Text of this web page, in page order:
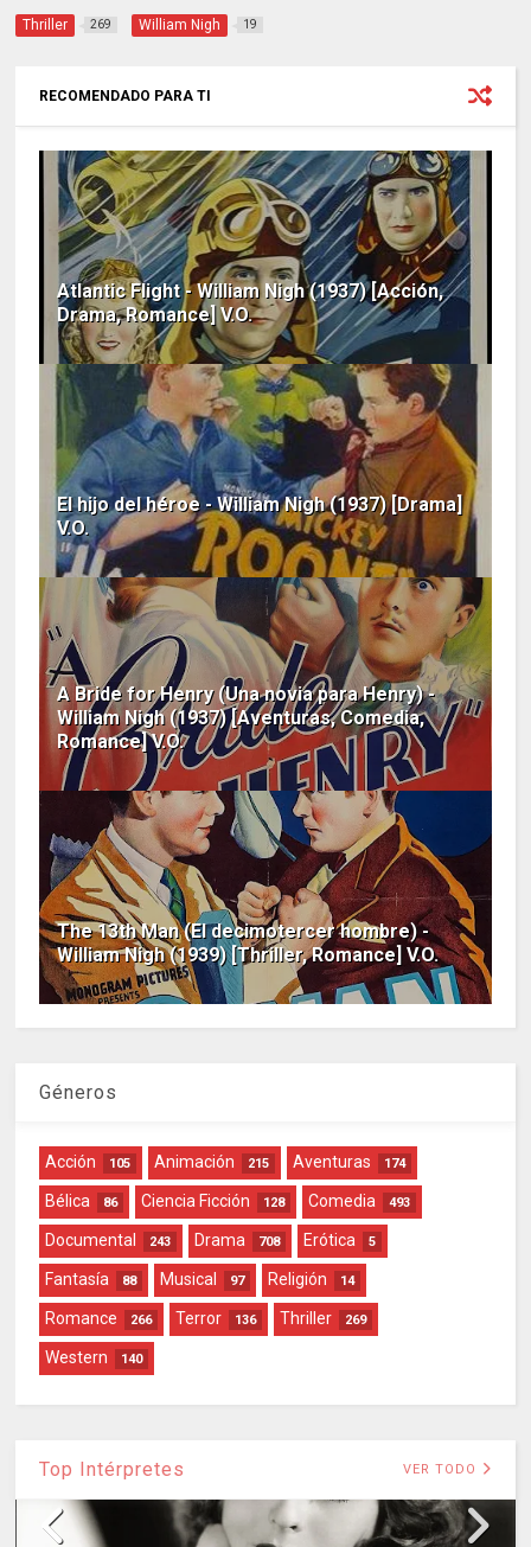
Thriller 269 William Nigh 19
RECOMENDADO PARA TI
Atlantic Flight - William Nigh (1937) [Acción,
Drama, Romance] V.O.
El hijo del héroe - William Nigh (1937) [Drama]
V.O.
A Bride for Henry (Una novia para Henry) -
William Nigh (1937) [Aventuras, Comedia,
Romance] V.O.
The 13th Man (El decimotercer hombre) -
William Nigh (1939) [Thriller, Romance] V.O.
Géneros
Acción 105 Animación 215 Aventuras 174
Bélica 86 Ciencia Ficción 128 Comedia 493
Documental 243 Drama 708 Erótica 5
Fantasía 88 Musical 97 Religión 14
Romance 266 Terror 136 Thriller 269
Western 140
Top Intérpretes VER TODO